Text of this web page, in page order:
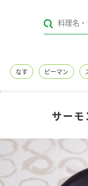
レシピカテゴリ一覧
レシピ名特集
商品情報
商品カテゴリ
酢
新商品一覧
なす ピーマン
サーモ